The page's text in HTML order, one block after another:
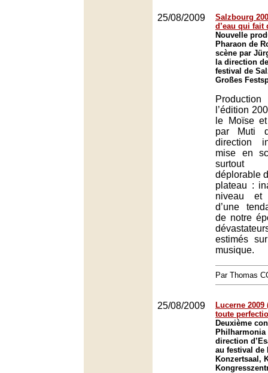
25/08/2009
Salzbourg
d’eau qui fait
Nouvelle
Pharaon de
scène par
la direction
festival de
Großes
l’édition
le Moïse
par Muti
direction
mise en
surtout
déplorable
plateau :
niveau et
d’une
de notre
estimés
musique.
Par Thomas
25/08/2009
Lucerne 2009
toute
Deuxième
Philharmonia
direction
au festival de
Konzertsaal,